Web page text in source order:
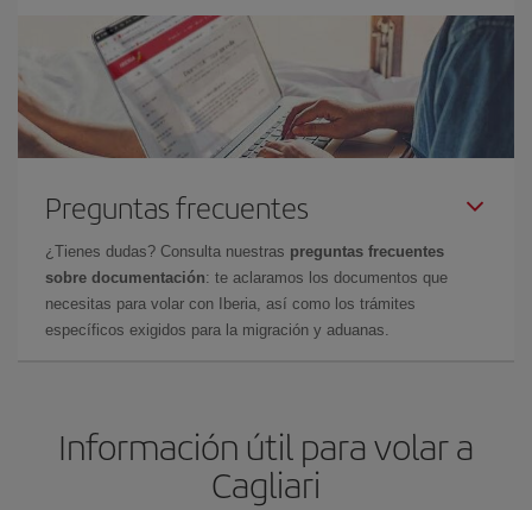
Preguntas frecuentes
¿Tienes dudas? Consulta nuestras preguntas frecuentes
sobre documentación: te aclaramos los documentos que
necesitas para volar con Iberia, así como los trámites
específicos exigidos para la migración y aduanas.
Información útil para volar a
Cagliari